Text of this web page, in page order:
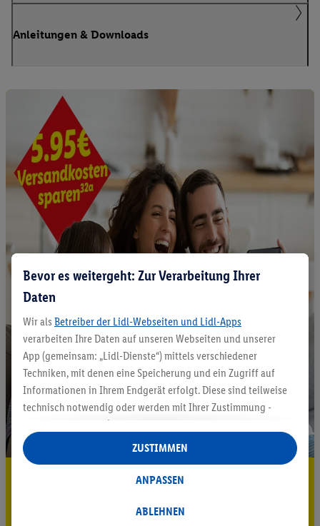
Anleitungen & Downloads
5.95 € Versand sparen³²ᵃ
Bevor es weitergeht: Zur Verarbeitung Ihrer
Daten
Wir als Betreiber der Lidl-Webseiten und Lidl-Apps
verarbeiten Ihre Daten auf unseren Webseiten und unserer
App (gemeinsam: „Lidl-Dienste“) mittels verschiedener
Techniken, mit denen eine Speicherung und ein Zugriff auf
Informationen in Ihrem Endgerät erfolgt. Diese sind teilweise
technisch notwendig oder werden mit Ihrer Zustimmung -
auch durch Partner (u.a.
Verantwortliche; im Zusammenhang mit dem IAB TCF
insgesamt
Statistik-Erstellung oder für personalisierte Werbung
Datenverarbeitungen für personalisierte Werbung werden
ABLEHNEN
ANPASSEN
ZUSTIMMEN